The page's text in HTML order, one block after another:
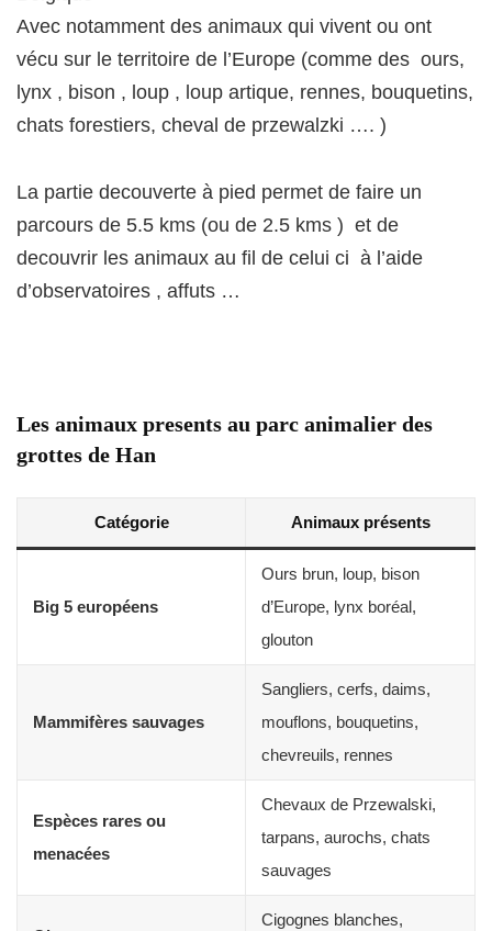
Avec notamment des animaux qui vivent ou ont
vécu sur le territoire de l’Europe (comme des ours,
lynx , bison , loup , loup artique, rennes, bouquetins,
chats forestiers, cheval de przewalzki …. )
La partie decouverte à pied permet de faire un
parcours de 5.5 kms (ou de 2.5 kms ) et de
decouvrir les animaux au fil de celui ci à l’aide
d’observatoires , affuts …
Les animaux presents au parc animalier des
grottes de Han
Catégorie Animaux présents
Big 5 européens
Ours brun, loup, bison
d’Europe, lynx boréal,
glouton
Mammifères sauvages
Sangliers, cerfs, daims,
mouflons, bouquetins,
chevreuils, rennes
Espèces rares ou
menacées
Chevaux de Przewalski,
tarpans, aurochs, chats
sauvages
Cigognes blanches,